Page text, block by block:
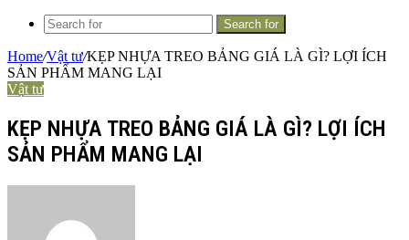
Search for
Home/Vật tư/KẸP NHỰA TREO BẢNG GIÁ LÀ GÌ? LỢI ÍCH
SẢN PHẨM MANG LẠI
Vật tư
KẸP NHỰA TREO BẢNG GIÁ LÀ GÌ? LỢI ÍCH
SẢN PHẨM MANG LẠI